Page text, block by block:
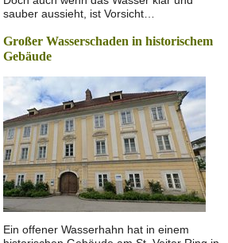
sauber aussieht, ist Vorsicht…
Großer Wasserschaden in historischem
Gebäude
Ein offener Wasserhahn hat in einem